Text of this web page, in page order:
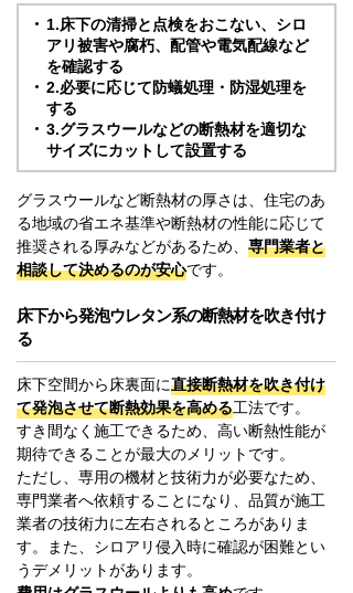
1.床下の清掃と点検をおこない、シロ
アリ被害や腐朽、配管や電気配線など
を確認する
2.必要に応じて防蟻処理・防湿処理を
する
3.グラスウールなどの断熱材を適切な
サイズにカットして設置する
グラスウールなど断熱材の厚さは、住宅のあ
る地域の省エネ基準や断熱材の性能に応じて
推奨される厚みなどがあるため、 専門業者と
相談して決めるのが安心です。
床下から発泡ウレタン系の断熱材を吹き付け
る
床下空間から床裏面に直接断熱材を吹き付け
て発泡させて断熱効果を高める工法です。
すき間なく施工できるため、高い断熱性能が
期待できることが最大のメリットです。
ただし、専用の機材と技術力が必要なため、
専門業者へ依頼することになり、品質が施工
業者の技術力に左右されるところがありま
す。また、シロアリ侵入時に確認が困難とい
うデメリットがあります。